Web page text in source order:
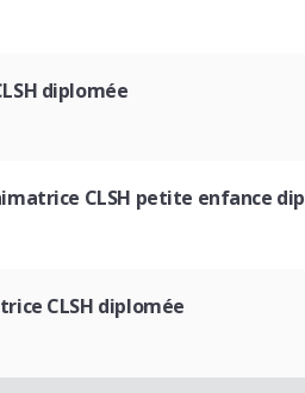
diplomée
CLSH petite enfance
CLSH diplomée